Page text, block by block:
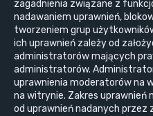
zagadnienia związane z
nadawaniem uprawnień,
tworzeniem grup
ich uprawnień zależy od
administratorów mających
administratorów.
uprawnienia moderatorów na
na witrynie. Zakres uprawnień
od uprawnień nadanych przez